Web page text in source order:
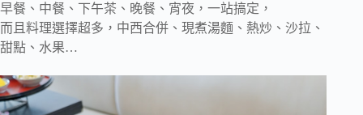
早餐、中餐、下午茶、晚餐、宵夜，一站搞定，
而且料理選擇超多，中西合併、現煮湯麵、熱炒、沙拉、
甜點、水果…